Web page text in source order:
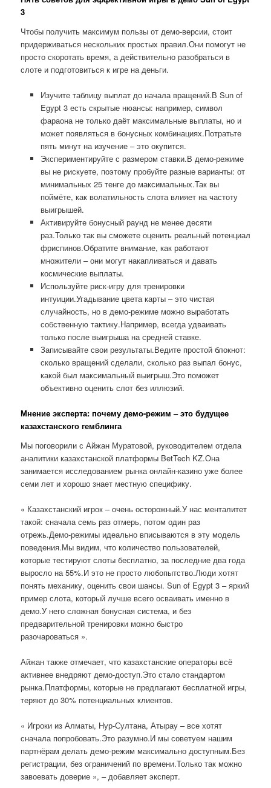
3
Чтобы получить максимум пользы от демо-версии, стоит
придерживаться нескольких простых правил.Они помогут не
просто скоротать время, а действительно разобраться в
слоте и подготовиться к игре на деньги.
Изучите таблицу выплат до начала вращений.В Sun of
Egypt 3 есть скрытые нюансы: например, символ
фараона не только даёт максимальные выплаты, но и
может появляться в бонусных комбинациях.Потратьте
пять минут на изучение – это окупится.
Экспериментируйте с размером ставки.В демо-режиме
вы не рискуете, поэтому пробуйте разные варианты: от
минимальных 25 тенге до максимальных.Так вы
поймёте, как волатильность слота влияет на частоту
выигрышей.
Активируйте бонусный раунд не менее десяти
раз.Только так вы сможете оценить реальный потенциал
фриспинов.Обратите внимание, как работают
множители – они могут накапливаться и давать
космические выплаты.
Используйте риск-игру для тренировки
интуиции.Угадывание цвета карты – это чистая
случайность, но в демо-режиме можно выработать
собственную тактику.Например, всегда удваивать
только после выигрыша на средней ставке.
Записывайте свои результаты.Ведите простой блокнот:
сколько вращений сделали, сколько раз выпал бонус,
какой был максимальный выигрыш.Это поможет
объективно оценить слот без иллюзий.
Мнение эксперта: почему демо-режим – это будущее
казахстанского гемблинга
Мы поговорили с Айжан Муратовой, руководителем отдела
аналитики казахстанской платформы BetTech KZ.Она
занимается исследованием рынка онлайн-казино уже более
семи лет и хорошо знает местную специфику.
« Казахстанский игрок – очень осторожный.У нас менталитет
такой: сначала семь раз отмерь, потом один раз
отрежь.Демо-режимы идеально вписываются в эту модель
поведения.Мы видим, что количество пользователей,
которые тестируют слоты бесплатно, за последние два года
выросло на 55%.И это не просто любопытство.Люди хотят
понять механику, оценить свои шансы. Sun of Egypt 3 – яркий
пример слота, который лучше всего осваивать именно в
демо.У него сложная бонусная система, и без
предварительной тренировки можно быстро
разочароваться ».
Айжан также отмечает, что казахстанские операторы всё
активнее внедряют демо-доступ.Это стало стандартом
рынка.Платформы, которые не предлагают бесплатной игры,
теряют до 30% потенциальных клиентов.
« Игроки из Алматы, Нур-Султана, Атырау – все хотят
сначала попробовать.Это разумно.И мы советуем нашим
партнёрам делать демо-режим максимально доступным.Без
регистрации, без ограничений по времени.Только так можно
завоевать доверие », – добавляет эксперт.